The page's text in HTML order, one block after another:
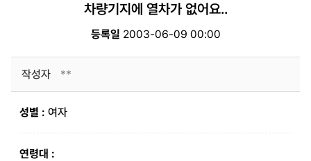
차량기지에 열차가 없어요..
등록일 2003-06-09 00:00
작성자 **
성별 : 여자
연령대 :